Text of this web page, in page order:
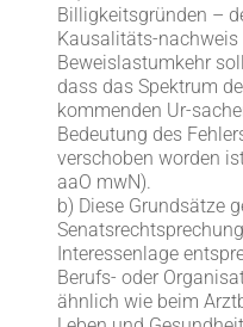
Billigkeitsgründen –
Kausalitäts-
Beweislastumkehr
dass das Spektrum
kommenden Ur-
Bedeutung des
verschoben worden
aaO mwN).
b) Diese Grundsätze
Interessenlage
Berufs- oder
ähnlich wie beim